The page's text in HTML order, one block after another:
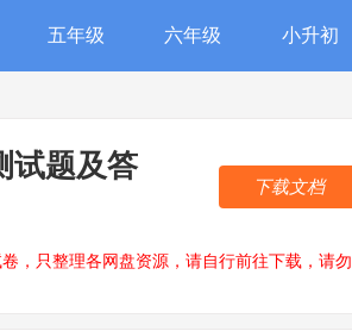
五年级 六年级 小升初
试题及答
，只整理各网盘资源，请自行前往下载，请勿
下载文档